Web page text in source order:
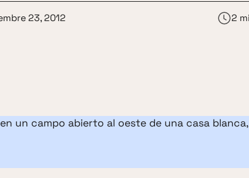
un campo abierto al oeste de una casa
23, 2012 2